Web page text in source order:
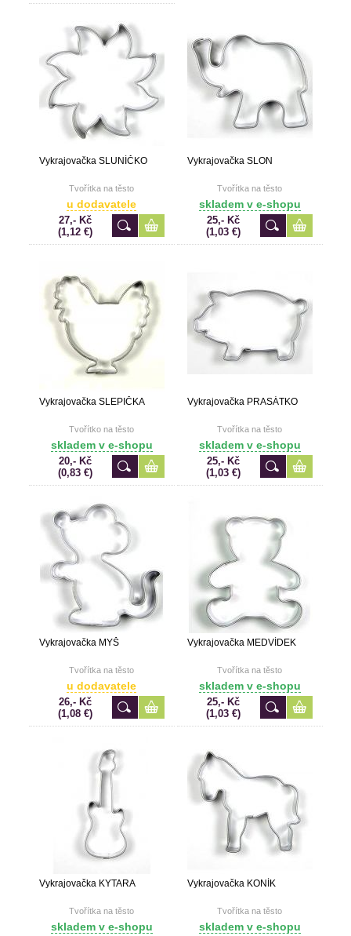
Vykrajovačka SLUNÍČKO
Tvořítka na těsto
u dodavatele
27,- Kč
(1,12 €)
Vykrajovačka SLON
Tvořítka na těsto
skladem v e-shopu
25,- Kč
(1,03 €)
Vykrajovačka SLEPIČKA
Tvořítko na těsto
skladem v e-shopu
20,- Kč
(0,83 €)
Vykrajovačka PRASÁTKO
Tvořítka na těsto
skladem v e-shopu
25,- Kč
(1,03 €)
Vykrajovačka MYŠ
Tvořítka na těsto
u dodavatele
26,- Kč
(1,08 €)
Vykrajovačka MEDVÍDEK
Tvořítka na těsto
skladem v e-shopu
25,- Kč
(1,03 €)
Vykrajovačka KYTARA
Tvořítka na těsto
skladem v e-shopu
Vykrajovačka KONÍK
Tvořítka na těsto
skladem v e-shopu